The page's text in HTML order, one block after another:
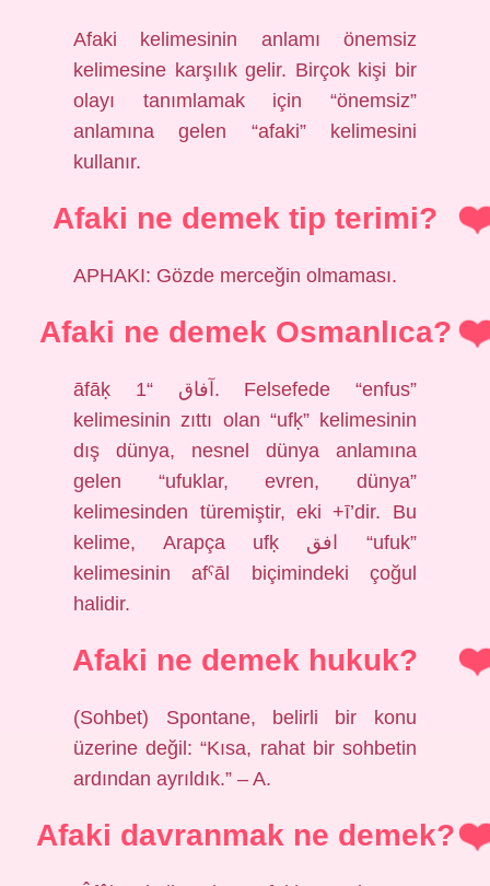
Afaki kelimesinin anlamı önemsiz
kelimesine karşılık gelir. Birçok kişi bir
olayı tanımlamak için “önemsiz”
anlamına gelen “afaki” kelimesini
kullanır.
Afaki ne demek tip terimi?
APHAKI: Gözde merceğin olmaması.
Afaki ne demek Osmanlıca?
āfāḳ آفاق “1. Felsefede “enfus”
kelimesinin zıttı olan “ufḳ” kelimesinin
dış dünya, nesnel dünya anlamına
gelen “ufuklar, evren, dünya”
kelimesinden türemiştir, eki +ī’dir. Bu
kelime, Arapça ufḳ افق “ufuk”
kelimesinin afˁāl biçimindeki çoğul
halidir.
Afaki ne demek hukuk?
(Sohbet) Spontane, belirli bir konu
üzerine değil: “Kısa, rahat bir sohbetin
ardından ayrıldık.” – A.
Afaki davranmak ne demek?